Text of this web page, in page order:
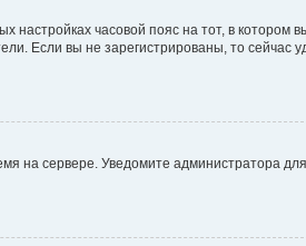
настройках часовой пояс на тот, в котором
Если вы не зарегистрированы, то сейчас
на сервере. Уведомите администратора для